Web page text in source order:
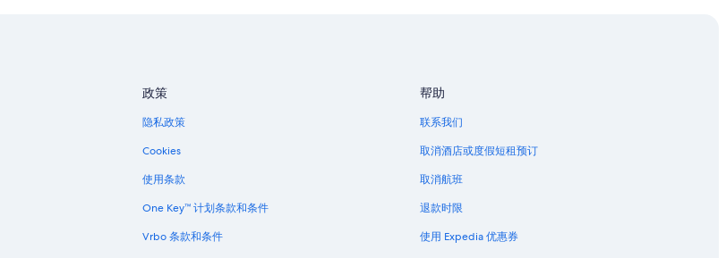
政策
隐私政策
Cookies
使用条款
One Key™ 计划条款和条件
Vrbo 条款和条件
帮助
联系我们
取消酒店或度假短租预订
取消航班
退款时限
使用 Expedia 优惠券